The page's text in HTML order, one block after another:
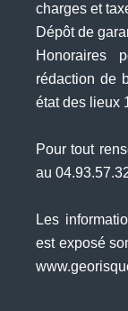
charges et
Dépôt de
Honoraires
rédaction de
état des lieux
Pour tout
au
Les
est exposé